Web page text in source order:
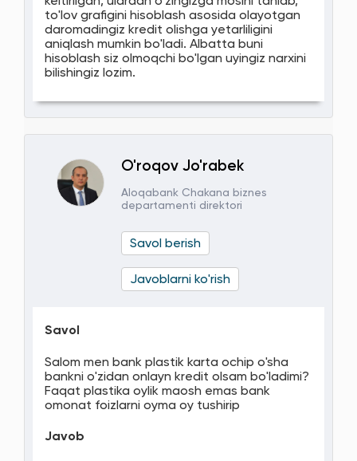
to'lov grafigini hisoblash asosida olayotgan
daromadingiz kredit olishga yetarliligini
aniqlash mumkin bo'ladi. Albatta buni
hisoblash siz olmoqchi bo'lgan uyingiz narxini
bilishingiz lozim.
O'roqov Jo'rabek
Aloqabank Chakana biznes
departamenti direktori
Savol berish
Javoblarni ko'rish
Savol
Salom men bank plastik karta ochip o'sha
bankni o'zidan onlayn kredit olsam bo'ladimi?
Faqat plastika oylik maosh emas bank
omonat foizlarni oyma oy tushirip
Javob